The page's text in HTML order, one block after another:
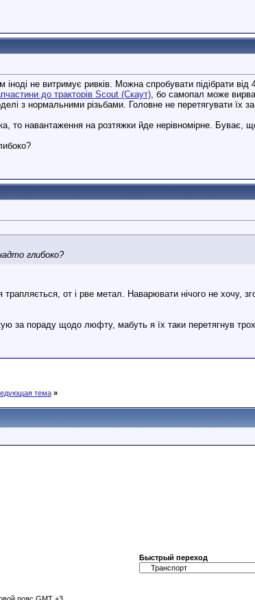
не витримує ривків. Можна спробувати підібрати
до тракторів Scout (Скаут), бо самопал може
з нормальними різьбами. Головне не перетягувати їх
то навантаження на розтяжки йде нерівномірне.
глибоко?
от і рве метал. Наварювати нічого не хочу,
за пораду щодо люфту, мабуть я їх таки перетягнув
тема »
Быстрый переход